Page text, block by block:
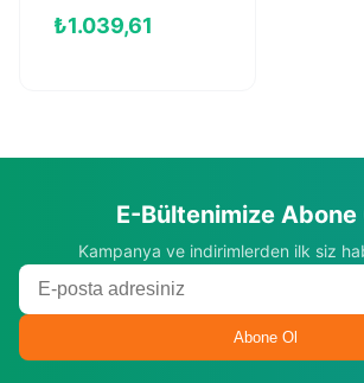
Maması 1,5kg
₺1.039,61
E-Bültenimize Abone
Kampanya ve indirimlerden ilk siz
Abone Ol